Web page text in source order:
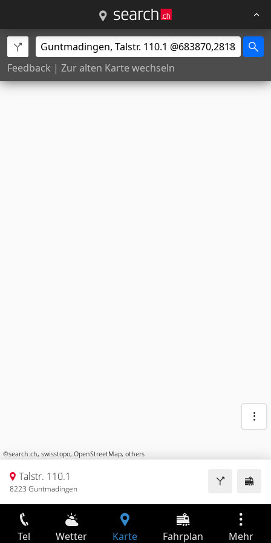
Feedback | Zur alten Karte wechseln
©search.ch, swisstopo, OpenStreetMap, others
Talstr. 110.1
8223 Guntmadingen
Tel Wetter Karte Fahrplan Mehr